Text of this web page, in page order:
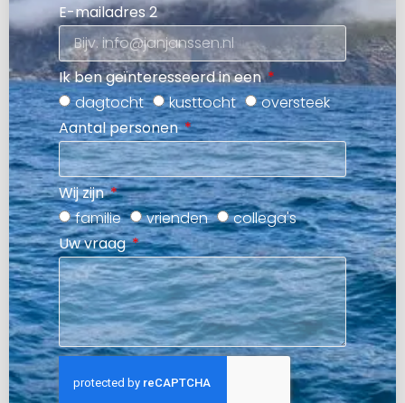
E-mailadres 2
Ik ben geïnteresseerd in een
dagtocht
kusttocht
oversteek
Aantal personen
Wij zijn
familie
vrienden
collega's
Uw vraag